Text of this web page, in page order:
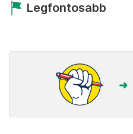
Legfontosabb